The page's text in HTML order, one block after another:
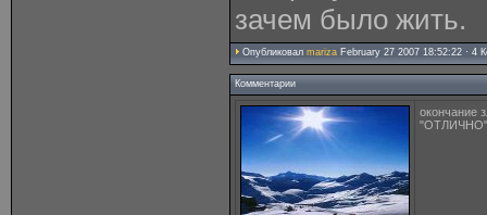
зачем было жить.
Опубликовал mariza February 27 2007 18:52:22 · 4
Комментарии
окончание